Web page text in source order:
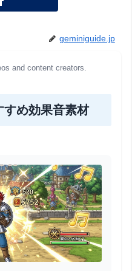
geminiguide.jp
and content creators.
すめ効果音素材